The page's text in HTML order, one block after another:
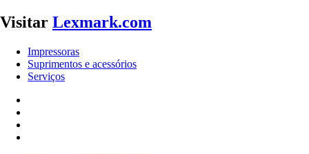
Visitar Lexmark.com
Impressoras
Suprimentos e acessórios
Serviços